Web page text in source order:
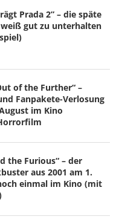
Prada 2” – die späte
gut zu unterhalten
of the Further“ –
Fanpakete-Verlosung
im Kino
the Furious“ – der
aus 2001 am 1.
einmal im Kino (mit